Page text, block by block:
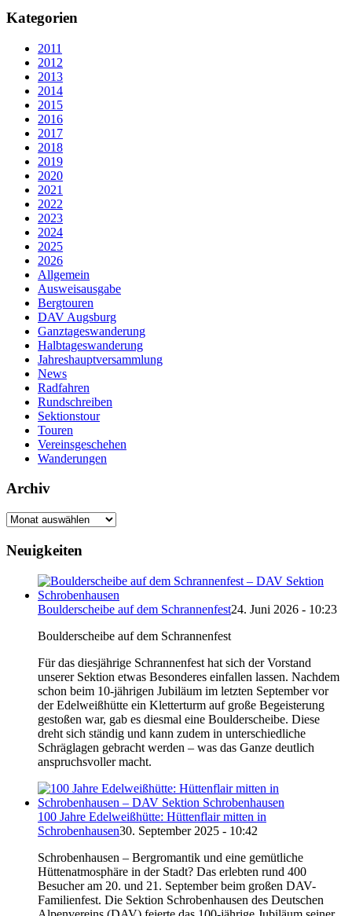
Kategorien
2011
2012
2013
2014
2015
2016
2017
2018
2019
2020
2021
2022
2023
2024
2025
2026
Allgemein
Ausweisausgabe
Bergtouren
DAV Augsburg
Ganztageswanderung
Halbtageswanderung
Jahreshauptversammlung
News
Radfahren
Rundschreiben
Sektionstour
Touren
Vereinsgeschehen
Wanderungen
Archiv
Archiv
Neuigkeiten
Boulderscheibe auf dem Schrannenfest24. Juni 2026 - 10:23
Boulderscheibe auf dem Schrannenfest
Für das diesjährige Schrannenfest hat sich der Vorstand
unserer Sektion etwas Besonderes einfallen lassen. Nachdem
schon beim 10-jährigen Jubiläum im letzten September vor
der Edelweißhütte ein Kletterturm auf große Begeisterung
gestoßen war, gab es diesmal eine Boulderscheibe. Diese
dreht sich ständig und kann zudem in unterschiedliche
Schräglagen gebracht werden – was das Ganze deutlich
anspruchsvoller macht.
100 Jahre Edelweißhütte: Hüttenflair mitten in
Schrobenhausen30. September 2025 - 10:42
Schrobenhausen – Bergromantik und eine gemütliche
Hüttenatmosphäre in der Stadt? Das erlebten rund 400
Besucher am 20. und 21. September beim großen DAV-
Familienfest. Die Sektion Schrobenhausen des Deutschen